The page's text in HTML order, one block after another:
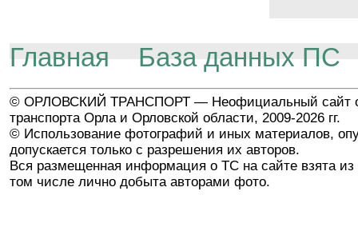
Главная База данных ПС
© ОРЛОВСКИЙ ТРАНСПОРТ — Неофициальный сайт
транспорта Орла и Орловской области, 2009-2026 гг.
© Использование фотографий и иных материалов,
допускается только с разрешения их авторов.
Вся размещенная информация о ТС на сайте взята из
том числе лично добыта авторами фото.